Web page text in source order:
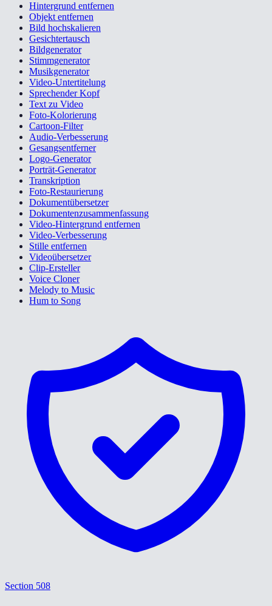
Hintergrund entfernen
Objekt entfernen
Bild hochskalieren
Gesichtertausch
Bildgenerator
Stimmgenerator
Musikgenerator
Video-Untertitelung
Sprechender Kopf
Text zu Video
Foto-Kolorierung
Cartoon-Filter
Audio-Verbesserung
Gesangsentferner
Logo-Generator
Porträt-Generator
Transkription
Foto-Restaurierung
Dokumentübersetzer
Dokumentenzusammenfassung
Video-Hintergrund entfernen
Video-Verbesserung
Stille entfernen
Videoübersetzer
Clip-Ersteller
Voice Cloner
Melody to Music
Hum to Song
Section 508